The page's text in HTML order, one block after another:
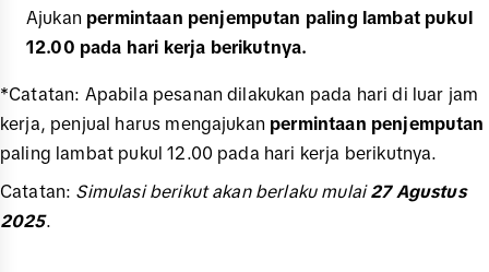
Ajukan permintaan penjemputan paling lambat pukul
12.00 pada hari kerja berikutnya.
*Catatan: Apabila pesanan dilakukan pada hari di luar jam
kerja, penjual harus mengajukan permintaan penjemputan
paling lambat pukul 12.00 pada hari kerja berikutnya.
Catatan: Simulasi berikut akan berlaku mulai27 Agustus
2025.